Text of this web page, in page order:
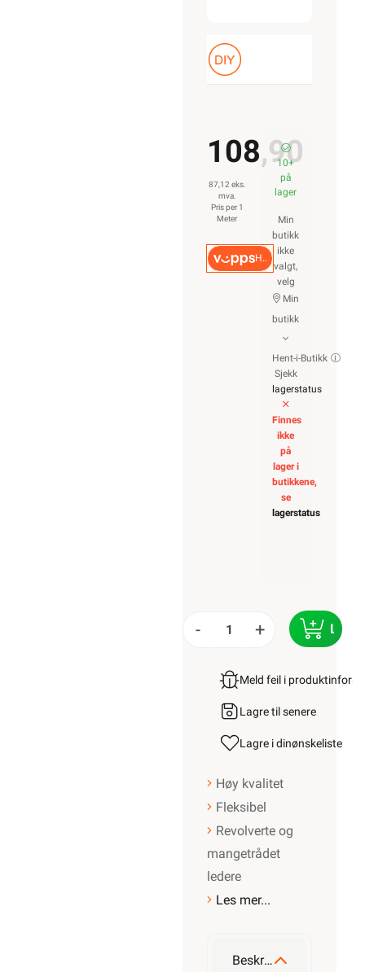
108,90
87,12 eks.
mva.
Pris per 1
Meter
Hurtigkasse
10+
på
lager
Min
butikk
ikke
valgt,
velg
Min
butikk
Hent-i-Butikk
Sjekk
lagerstatus
Finnes
ikke
på
lager i
butikkene,
se
lagerstatus
- +
Meld feil i
Lagre til senere
Lagre i dinønskeliste
Høy kvalitet
Fleksibel
Revolverte og
mangetrådet
ledere
Les mer...
Beskrivelse